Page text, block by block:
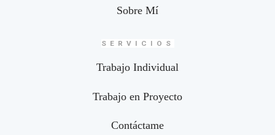
Sobre Mí
SERVICIOS
Trabajo Individual
Trabajo en Proyecto
Contáctame